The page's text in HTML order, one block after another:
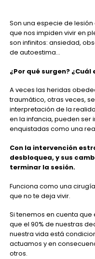
Son una especie de
que nos impiden vivir en
son infinitos: ansiedad,
de autoestima…
¿Por qué surgen? ¿Cuál
A veces las heridas
traumático, otras veces,
interpretación de la
en la infancia, pueden ser
enquistadas como una
Con la intervención
desbloquea, y sus
terminar la sesión.
Funciona como una
que no te deja vivir.
Si tenemos en cuenta
que el 90% de nuestras
nuestra vida está
actuamos y en
otros.